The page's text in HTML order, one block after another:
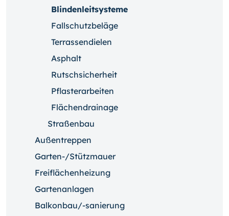
Blindenleitsysteme
Fallschutzbeläge
Terrassendielen
Asphalt
Rutschsicherheit
Pflasterarbeiten
Flächendrainage
Straßenbau
Außentreppen
Garten-/Stützmauer
Freiflächenheizung
Gartenanlagen
Balkonbau/-sanierung